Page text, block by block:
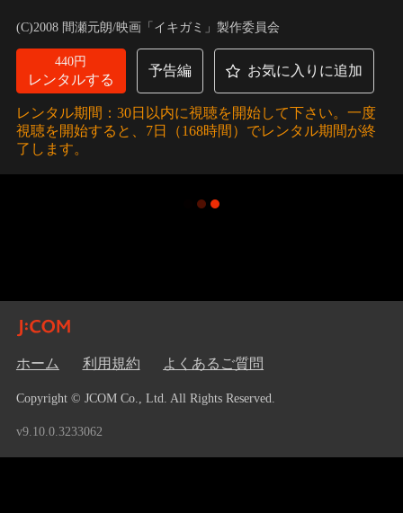
て事故で失明した妹のために角膜移植を決断する青年、飯塚さと
し。やがて藤本の心にも様々な迷いや葛藤が渦巻いていく…。
(C)2008 間瀬元朗/映画「イキガミ」製作委員会
440円
レンタルする
予告編 お気に入りに追加
レンタル期間：30日以内に視聴を開始して下さい。一度
視聴を開始すると、7日（168時間）でレンタル期間が終
了します。
ホーム 利用規約 よくあるご質問
Copyright © JCOM Co., Ltd. All Rights Reserved.
v9.10.0.3233062